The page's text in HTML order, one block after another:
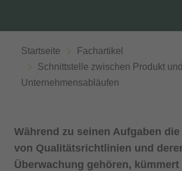
Startseite
Fachartikel
Schnittstelle zwischen Produkt und
Unternehmensabläufen
Während zu seinen Aufgaben
von Qualitätsrichtlinien und
Überwachung gehören, kümmert